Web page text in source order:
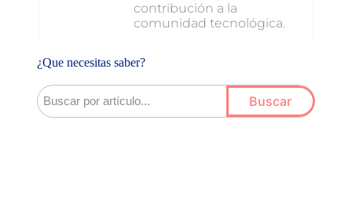
contribución a la
comunidad tecnológica.
¿Que necesitas saber?
Buscar